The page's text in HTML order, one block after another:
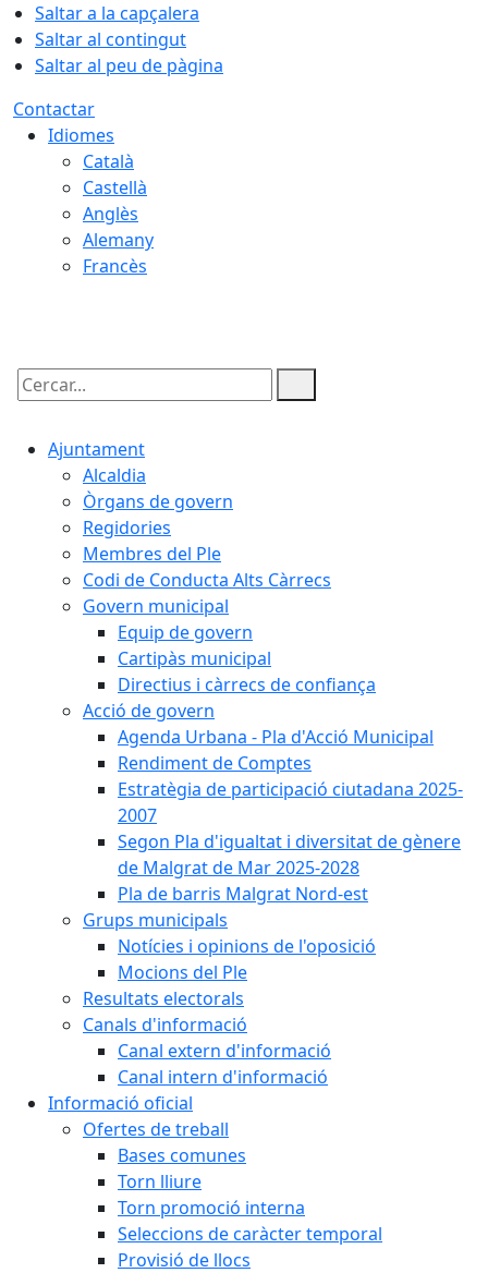
Saltar a la capçalera
Saltar al contingut
Saltar al peu de pàgina
Contactar
Idiomes
Català
Castellà
Anglès
Alemany
Francès
Cercar:
Ajuntament
Alcaldia
Òrgans de govern
Regidories
Membres del Ple
Codi de Conducta Alts Càrrecs
Govern municipal
Equip de govern
Cartipàs municipal
Directius i càrrecs de confiança
Acció de govern
Agenda Urbana - Pla d'Acció Municipal
Rendiment de Comptes
Estratègia de participació ciutadana 2025-
2007
Segon Pla d'igualtat i diversitat de gènere
de Malgrat de Mar 2025-2028
Pla de barris Malgrat Nord-est
Grups municipals
Notícies i opinions de l'oposició
Mocions del Ple
Resultats electorals
Canals d'informació
Canal extern d'informació
Canal intern d'informació
Informació oficial
Ofertes de treball
Bases comunes
Torn lliure
Torn promoció interna
Seleccions de caràcter temporal
Provisió de llocs